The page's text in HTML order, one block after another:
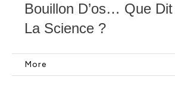
Bouillon D’os… Que
La Science ?
More